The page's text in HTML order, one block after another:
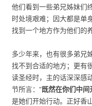
他们看到一些弟兄姊妹们
时处境艰难；因大都是单
找到一个地方作为他们的
多少年来，也有很多弟兄
找不到合适的地方；更有
读圣经时，主的话深深感
节所言：“既然在你们中间
是她们开始行动。正好香